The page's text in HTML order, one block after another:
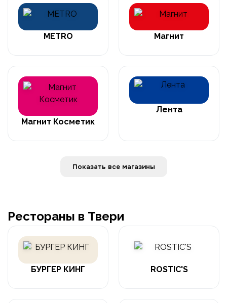
METRO Магнит
Магнит Косметик
Лента
Показать все магазины
Рестораны в Твери
БУРГЕР КИНГ ROSTIC'S